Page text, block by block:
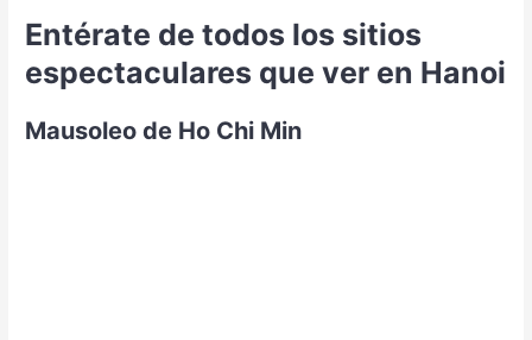
Entérate de todos los sitios
espectaculares que ver en Hanoi
Mausoleo de Ho Chi Min